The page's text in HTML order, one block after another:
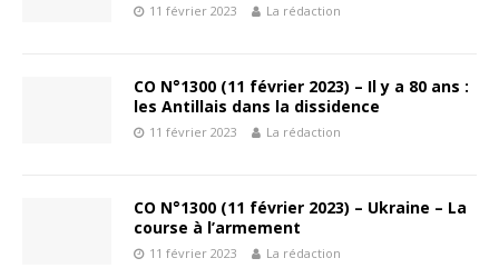
11 février 2023 La rédaction
CO N°1300 (11 février 2023) – Il y a 80 ans :
les Antillais dans la dissidence
11 février 2023 La rédaction
CO N°1300 (11 février 2023) – Ukraine – La
course à l’armement
11 février 2023 La rédaction